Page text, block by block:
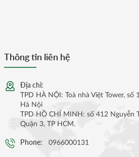
Thông tin liên hệ
Địa chỉ:
TPD HÀ NỘI: Toà nhà Việt Tower,
Hà Nội
TPD HỒ CHÍ MINH: số 412 Nguyễn
Quận 3, TP HCM.
Phone: 0966000131